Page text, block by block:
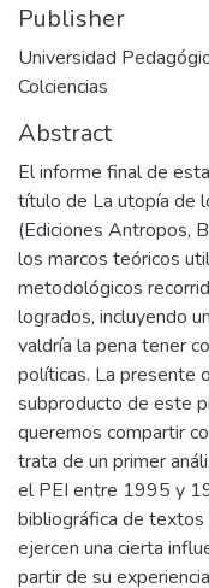
Publisher
Universidad
Colciencias
Abstract
El informe final de
título de La utopía de
(Ediciones Antropos,
los marcos teóricos
metodológicos
logrados, incluyendo
valdría la pena tener
políticas. La presente
subproducto de este
queremos compartir
trata de un primer
el PEI entre 1995 y
bibliográfica de
ejercen una cierta
partir de su